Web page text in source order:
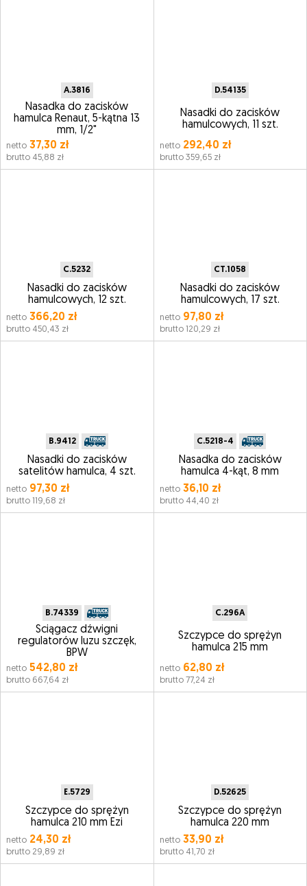
A.3816
Nasadka do zacisków
hamulca Renaut, 5-kątna 13
mm, 1/2"
netto 37,30 zł
brutto 45,88 zł
D.54135
Nasadki do zacisków
hamulcowych, 11 szt.
netto292,40 zł
brutto 359,65 zł
C.5232
Nasadki do zacisków
hamulcowych, 12 szt.
netto 366,20 zł
brutto 450,43 zł
CT.1058
Nasadki do zacisków
hamulcowych, 17 szt.
netto97,80 zł
brutto 120,29 zł
B.9412
Nasadki do zacisków
satelitów hamulca, 4 szt.
netto 97,30 zł
brutto 119,68 zł
C.5218-4
Nasadka do zacisków
hamulca 4-kąt, 8 mm
netto36,10 zł
brutto 44,40 zł
B.74339
Ściągacz dźwigni
regulatorów luzu szczęk,
BPW
netto 542,80 zł
brutto 667,64 zł
C.296A
Szczypce do sprężyn
hamulca 215 mm
netto62,80 zł
brutto 77,24 zł
E.5729
Szczypce do sprężyn
hamulca 210 mm Ezi
netto 24,30 zł
brutto 29,89 zł
D.52625
Szczypce do sprężyn
hamulca 220 mm
netto33,90 zł
brutto 41,70 zł